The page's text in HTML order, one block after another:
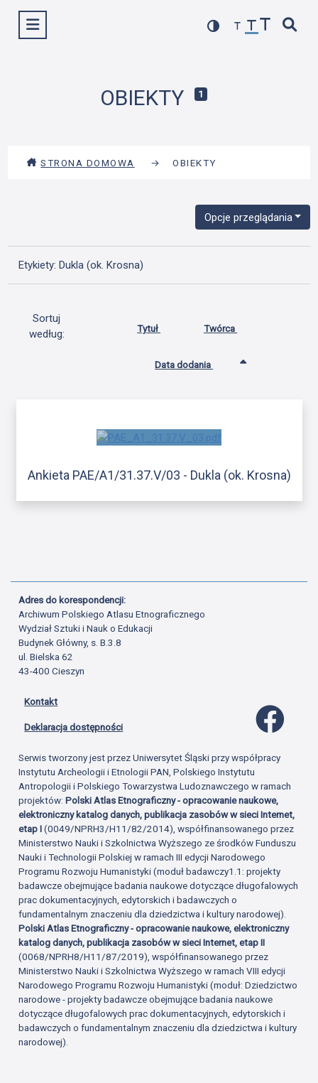
Wyświetl menu
OBIEKTY 1
STRONA DOMOWA → OBIEKTY
Opcje przeglądania
Etykiety: Dukla (ok. Krosna)
Sortuj
według:
Tytuł Twórca
Data dodania
Ankieta PAE/A1/31.37.V/03 - Dukla (ok. Krosna)
Adres do korespondencji:
Archiwum Polskiego Atlasu Etnograficznego
Wydział Sztuki i Nauk o Edukacji
Budynek Główny, s. B.3.8
ul. Bielska 62
43-400 Cieszyn
Kontakt
Deklaracja dostępności
Serwis tworzony jest przez Uniwersytet Śląski przy współpracy
Instytutu Archeologii i Etnologii PAN, Polskiego Instytutu
Antropologii i Polskiego Towarzystwa Ludoznawczego w ramach
projektów:Polski Atlas Etnograficzny - opracowanie naukowe,
elektroniczny katalog danych, publikacja zasobów w sieci Internet,
etap I(0049/NPRH3/H11/82/2014), współfinansowanego przez
Ministerstwo Nauki i Szkolnictwa Wyższego ze środków Funduszu
Nauki i Technologii Polskiej w ramach III edycji Narodowego
Programu Rozwoju Humanistyki (moduł badawczy1.1: projekty
badawcze obejmujące badania naukowe dotyczące długofalowych
prac dokumentacyjnych, edytorskich i badawczych o
fundamentalnym znaczeniu dla dziedzictwa i kultury narodowej).
Polski Atlas Etnograficzny - opracowanie naukowe, elektroniczny
katalog danych, publikacja zasobów w sieci Internet, etap II
(0068/NPRH8/H11/87/2019), współfinansowanego przez
Ministerstwo Nauki i Szkolnictwa Wyższego w ramach VIII edycji
Narodowego Programu Rozwoju Humanistyki (moduł: Dziedzictwo
narodowe - projekty badawcze obejmujące badania naukowe
dotyczące długofalowych prac dokumentacyjnych, edytorskich i
badawczych o fundamentalnym znaczeniu dla dziedzictwa i kultury
narodowej).